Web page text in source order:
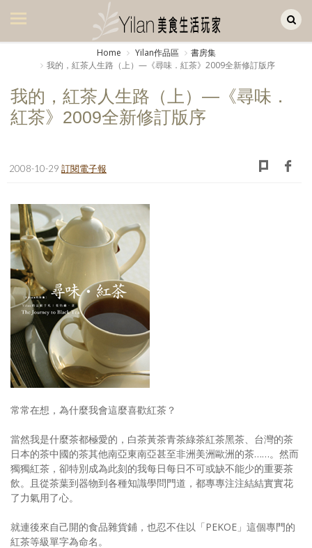
美食集
美飲集
廚房集
旅遊集
書房集
日記簿
餐桌週記
享樂隨手拍
照相簿
影音區
創意出版服務
歷史區
關於Yilan
個人著作
活動實況記錄
媒體報導一覽
Home Yilan作品區
書房集
我的，紅茶人生路（上）—《尋味．紅茶》2009全新修訂版序
我的，紅茶人生路（上）—《尋味．
紅茶》2009全新修訂版序
2008-10-29 訂閱電子報
常常在想，為什麼我會這麼喜歡紅茶？
當然我是什麼茶都極愛的，白茶黃茶青茶綠茶紅茶黑茶、台灣的茶
日本的茶中國的茶其他南亞東南亞甚至非洲美洲歐洲的茶……。然而
獨獨紅茶，卻特別成為此刻的我每日每日不可或缺不能少的重要茶
飲。且從茶葉到器物到各種知識學問門道，都專專注注結結實實花
了力氣用了心。
就連後來自己開的食品雜貨鋪，也忍不住以「PEKOE」這個專門的
紅茶等級單字為命名。